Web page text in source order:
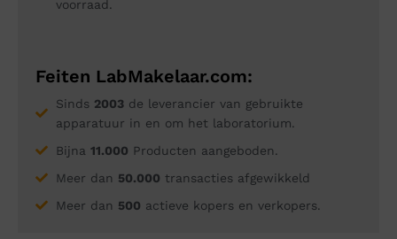
voorraad.
Feiten LabMakelaar.com:
Sinds 2003de leverancier van gebruikte
apparatuur in en om het laboratorium.
Bijna 11.000 Producten aangeboden.
Meer dan 50.000 transacties afgewikkeld
Meer dan 500 actieve kopers en verkopers.